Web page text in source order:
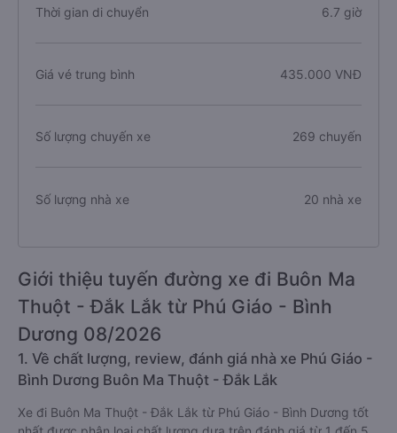
Thời gian di chuyển 6.7 giờ
Giá vé trung bình 435.000 VNĐ
Số lượng chuyến xe 269 chuyến
Số lượng nhà xe 20 nhà xe
Giới thiệu tuyến đường xe đi Buôn Ma
Thuột - Đắk Lắk từ Phú Giáo - Bình
Dương 08/2026
1. Về chất lượng, review, đánh giá nhà xe Phú Giáo -
Bình Dương Buôn Ma Thuột - Đắk Lắk
Xe đi Buôn Ma Thuột - Đắk Lắk từ Phú Giáo - Bình Dương tốt